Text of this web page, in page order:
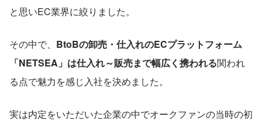
と思いEC業界に絞りました。
その中で、 BtoBの卸売・仕入れのECプラットフォーム
「NETSEA」は仕入れ～販売まで幅広く携われる関われ
る点で魅力を感じ入社を決めました。
実は内定をいただいた企業の中でオークファンの当時の初